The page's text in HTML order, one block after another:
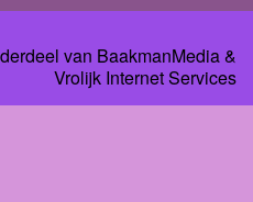
van BaakmanMedia&
Vrolijk Internet Services